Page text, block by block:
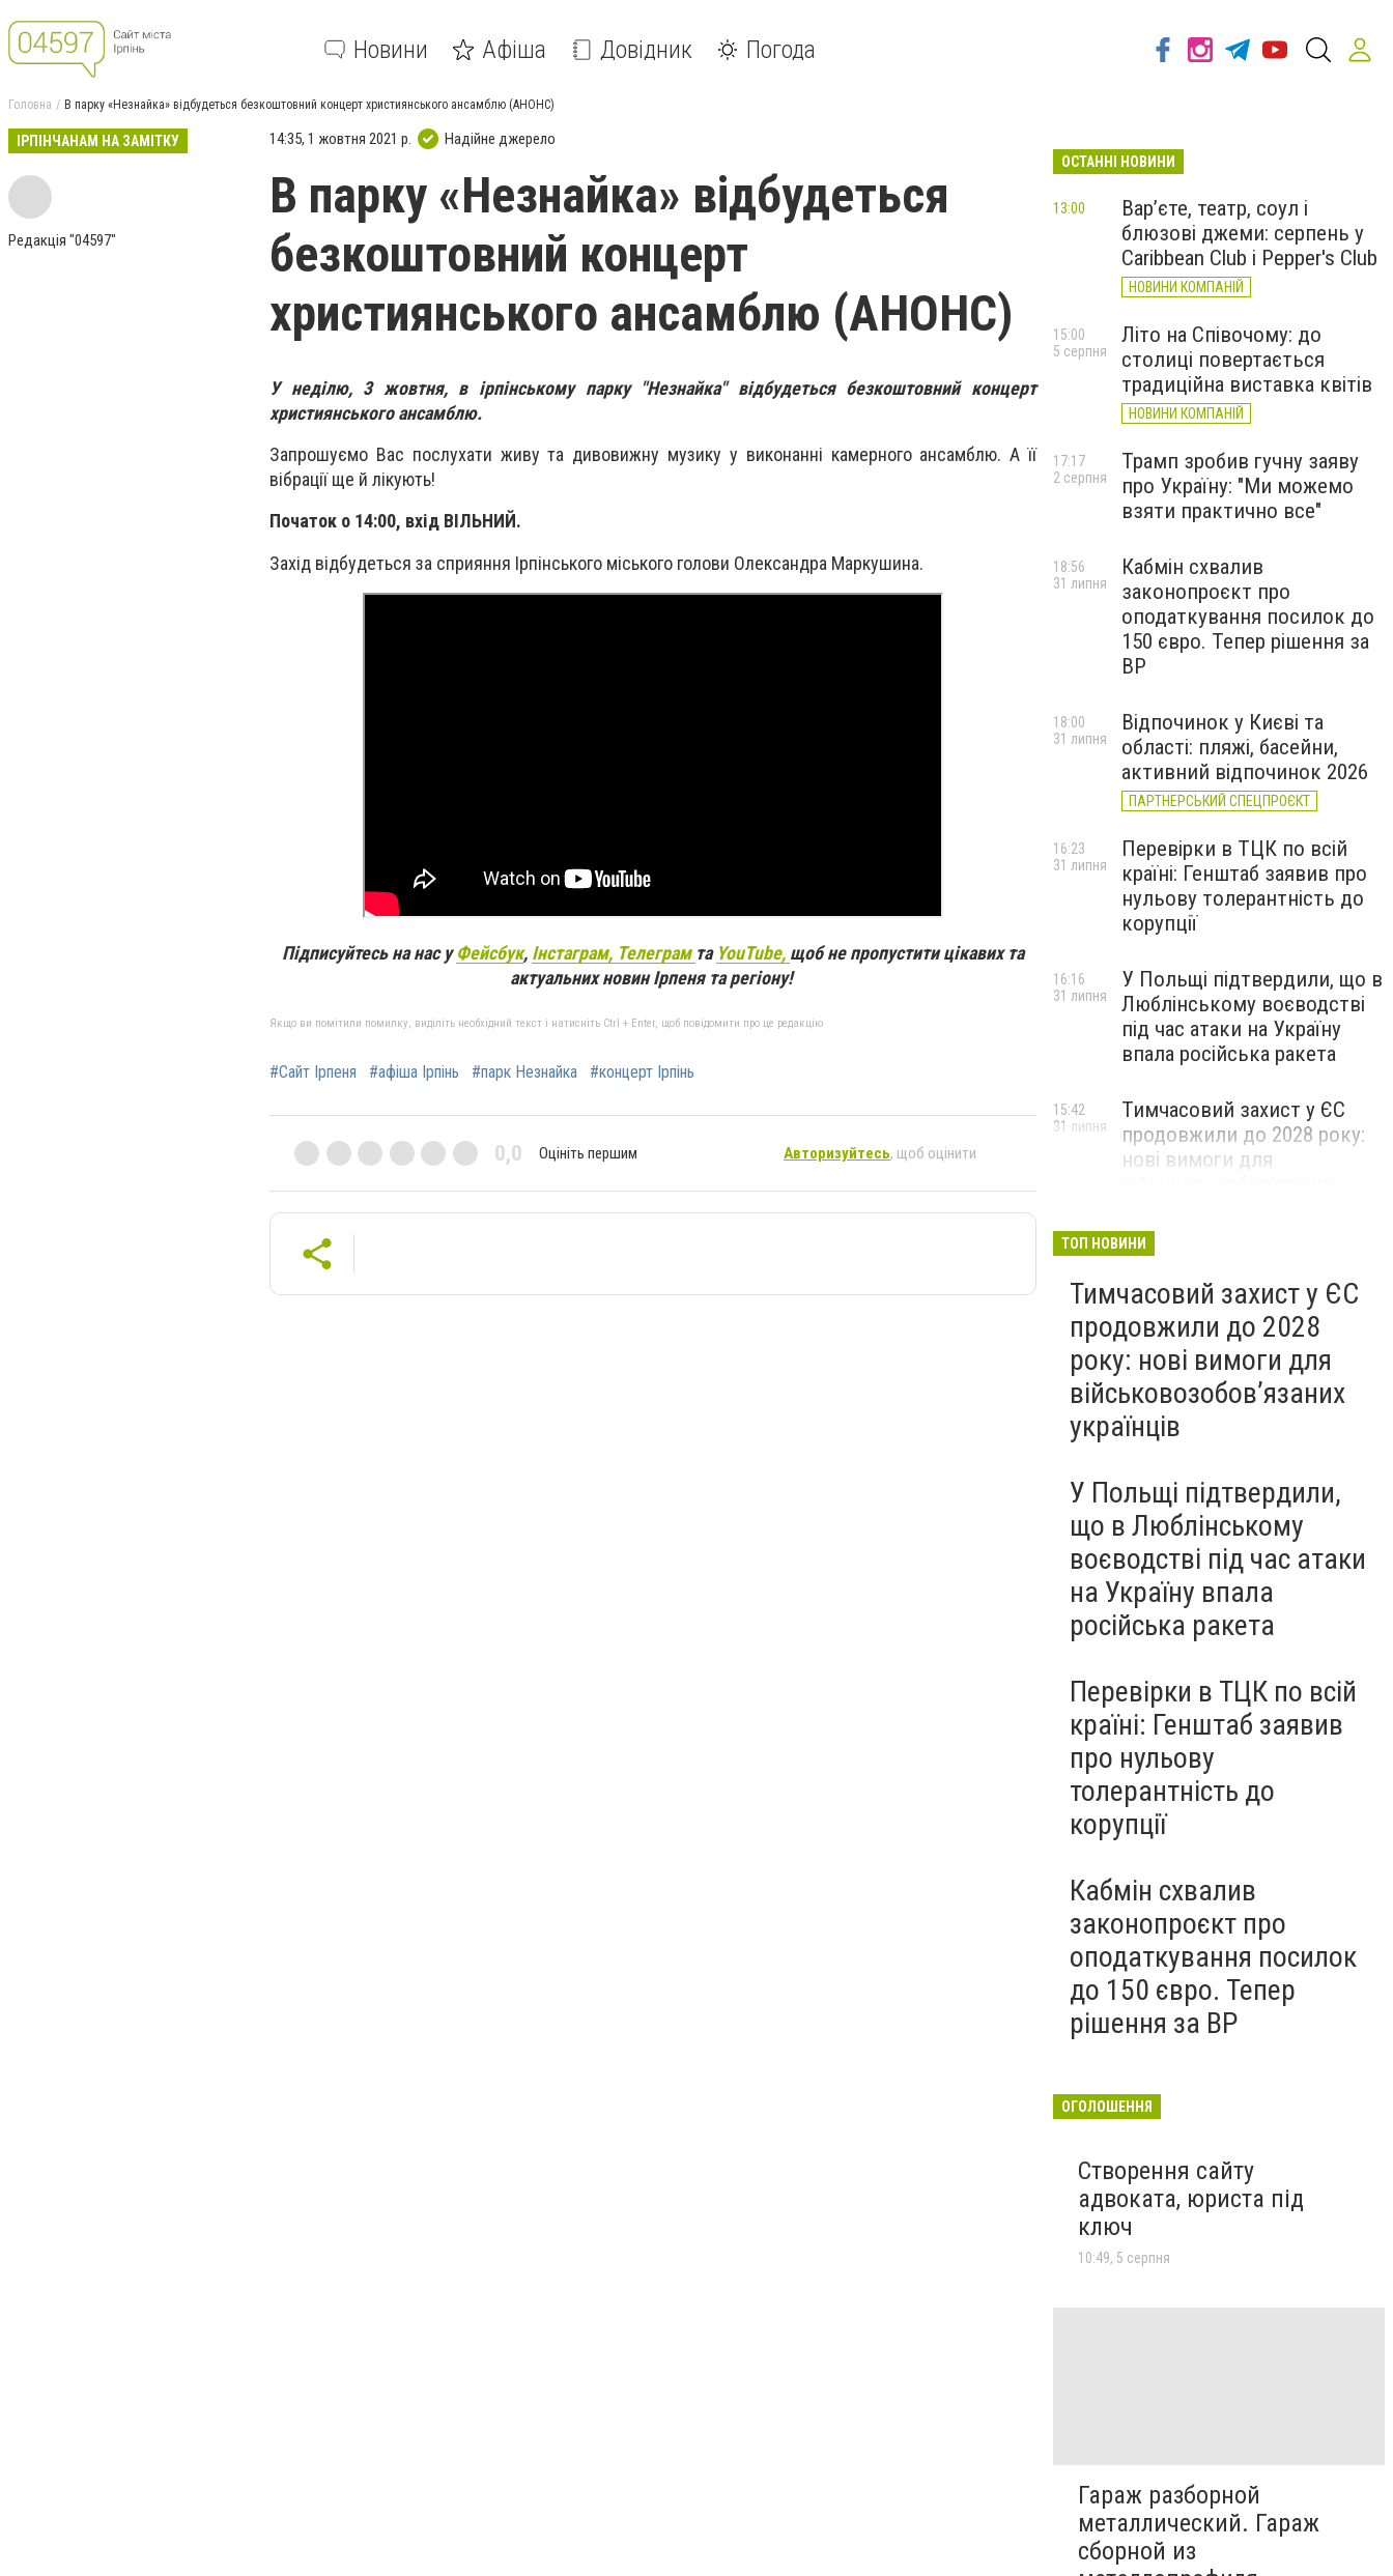
Новини Афіша Довідник Погода
Головна В парку «Незнайка» відбудеться безкоштовний концерт християнського ансамблю (АНОНС)
ІРПІНЧАНАМ НА ЗАМІТКУ
Редакція "04597"
14:35, 1 жовтня 2021 р. Надійне джерело
В парку «Незнайка» відбудеться
безкоштовний концерт
християнського ансамблю (АНОНС)
У неділю, 3 жовтня, в ірпінському парку "Незнайка" відбудеться безкоштовний концерт
християнського ансамблю.
Запрошуємо Вас послухати живу та дивовижну музику у виконанні камерного ансамблю. А її
вібрації ще й лікують!
Початок о 14:00, вхід ВІЛЬНИЙ.
Захід відбудеться за сприяння Ірпінського міського голови Олександра Маркушина.
Підписуйтесь на нас уФейсбук, Інстаграм, Телеграм та YouTube, щоб не пропустити цікавих та
актуальних новин Ірпеня та регіону!
Якщо ви помітили помилку, виділіть необхідний текст і натисніть Ctrl + Enter, щоб повідомити про це редакцію
#Сайт Ірпеня #афіша Ірпінь #парк Незнайка #концерт Ірпінь
0,0 Оцініть першим Авторизуйтесь, щоб оцінити
ОСТАННІ НОВИНИ
Вар’єте, театр, соул і
блюзові джеми: серпень у
Caribbean Club і Pepper's Club
НОВИНИ КОМПАНІЙ
13:00
Літо на Співочому: до
столиці повертається
традиційна виставка квітів
НОВИНИ КОМПАНІЙ
15:00
5 серпня
Трамп зробив гучну заяву
про Україну: "Ми можемо
взяти практично все"
17:17
2 серпня
Кабмін схвалив
законопроєкт про
оподаткування посилок до
150 євро. Тепер рішення за
ВР
18:56
31 липня
Відпочинок у Києві та
області: пляжі, басейни,
активний відпочинок 2026
ПАРТНЕРСЬКИЙ СПЕЦПРОЄКТ
18:00
31 липня
Перевірки в ТЦК по всій
країні: Генштаб заявив про
нульову толерантність до
корупції
16:23
31 липня
У Польщі підтвердили, що в
Люблінському воєводстві
під час атаки на Україну
впала російська ракета
16:16
31 липня
Тимчасовий захист у ЄС
продовжили до 2028 року:
нові вимоги для
15:42
31 липня
ТОП НОВИНИ
Тимчасовий захист у ЄС
продовжили до 2028
року: нові вимоги для
військовозобов’язаних
українців
У Польщі підтвердили,
що в Люблінському
воєводстві під час атаки
на Україну впала
російська ракета
Перевірки в ТЦК по всій
країні: Генштаб заявив
про нульову
толерантність до
корупції
Кабмін схвалив
законопроєкт про
оподаткування посилок
до 150 євро. Тепер
рішення за ВР
ОГОЛОШЕННЯ
Створення сайту
адвоката, юриста під
ключ
10:49, 5 серпня
Гараж разборной
металлический. Гараж
сборной из